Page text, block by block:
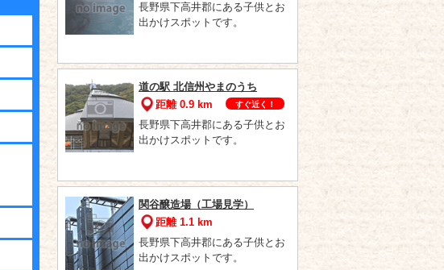
長野県下高井郡にある子供とお
出かけスポットです。
道の駅 北信州やまのうち
距離 0.9 km
すぐ近く！
長野県下高井郡にある子供とお
出かけスポットです。
関谷醸造場（工場見学）
距離 1.1 km
長野県下高井郡にある子供とお
出かけスポットです。